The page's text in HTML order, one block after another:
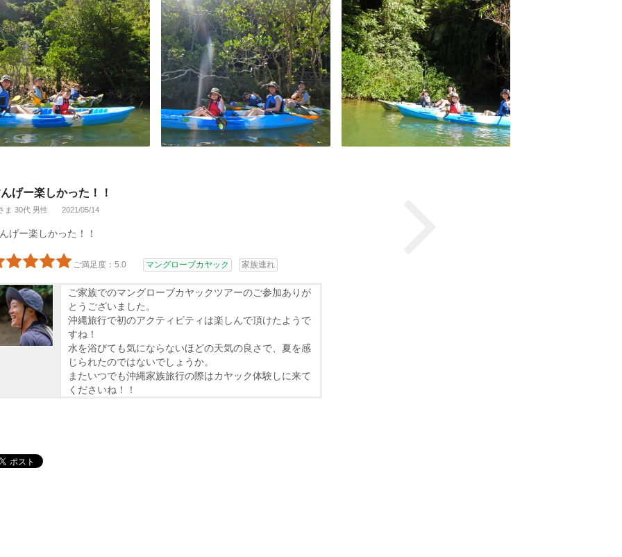
げー楽しかった！！
ま 30代 男性 2021/05/14
げー楽しかった！！
ご満足度：5.0 マングローブカヤック 家族連れ
ご家族でのマングローブカヤックツアーのご参加ありが
とうございました。
沖縄旅行で初のアクティビティは楽しんで頂けたようで
すね！
水を浴びても気にならないほどの天気の良さで、夏を感
じられたのではないでしょうか。
またいつでも沖縄家族旅行の際はカヤック体験しに来て
くださいね！！